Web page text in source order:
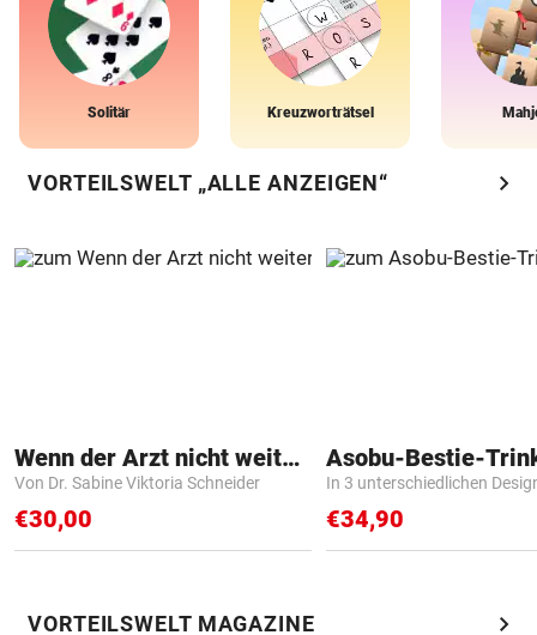
Solitär Kreuzworträtsel
VORTEILSWELT „ALLE ANZEIGEN“ chevron_right
Wenn der Arzt nicht weiter weiß
Von Dr. Sabine Viktoria Schneider
€30,00
Asobu-Bestie-
In 3 unterschiedlichen
€34,90
VORTEILSWELT MAGAZINE chevron_right